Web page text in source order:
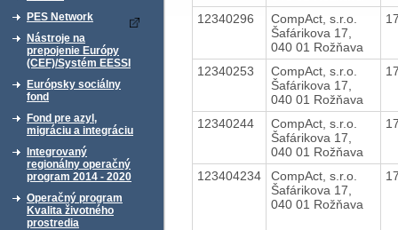
PES Network
Nástroje na
prepojenie Európy
(CEF)/Systém EESSI
Európsky sociálny
fond
Fond pre azyl,
migráciu a integráciu
Integrovaný
regionálny operačný
program 2014 - 2020
Operačný program
Kvalita životného
prostredia
12340296
CompAct, s.r.o.
Šafárikova 17,
040 01 Rožňava
12340253
CompAct, s.r.o.
Šafárikova 17,
040 01 Rožňava
12340244
CompAct, s.r.o.
Šafárikova 17,
040 01 Rožňava
123404234
CompAct, s.r.o.
Šafárikova 17,
040 01 Rožňava